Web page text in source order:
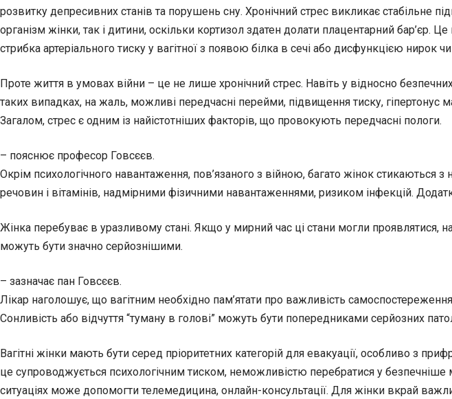
розвитку депресивних станів та порушень сну. Хронічний стрес викликає стабільне
організм жінки, так і дитини, оскільки кортизол здатен долати плацентарний
стрибка артеріального тиску у вагітної з появою білка в сечі або дисфункцією нирок
Проте життя в умовах війни – це не лише хронічний стрес. Навіть у відносно
таких випадках, на жаль, можливі передчасні перейми, підвищення тиску, гіпертонус
Загалом, стрес є одним із найістотніших факторів, що провокують передчасні пологи.
– пояснює професор Говсєєв.
Окрім психологічного навантаження, пов’язаного з війною, багато жінок
речовин і вітамінів, надмірними фізичними навантаженнями, ризиком інфекцій.
Жінка перебуває в уразливому стані. Якщо у мирний час ці стани могли
можуть бути значно серйознішими.
– зазначає пан Говсєєв.
Лікар наголошує, що вагітним необхідно пам’ятати про важливість
Сонливість або відчуття “туману в голові” можуть бути попередниками серйозних
Вагітні жінки мають бути серед пріоритетних категорій для евакуації, особливо з
це супроводжується психологічним тиском, неможливістю перебратися у
ситуаціях може допомогти телемедицина, онлайн-консультації. Для жінки вкрай